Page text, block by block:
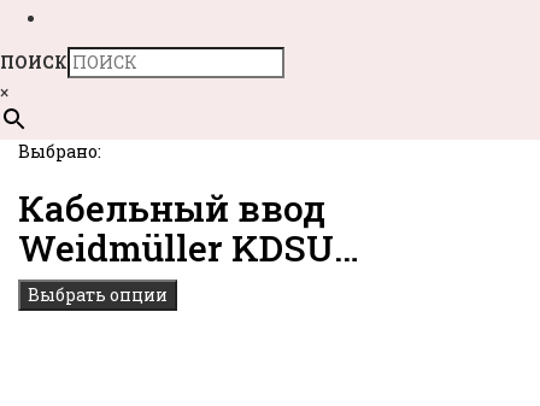
ПОИСК
×
Выбрано:
Кабельный ввод
Weidmüller KDSU…
Выбрать опции